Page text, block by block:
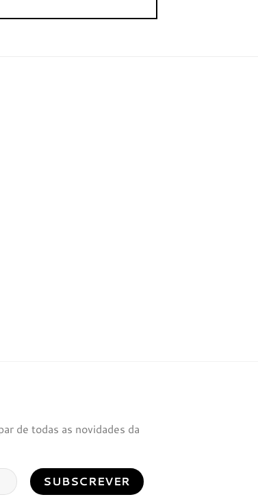
de todas as novidades da